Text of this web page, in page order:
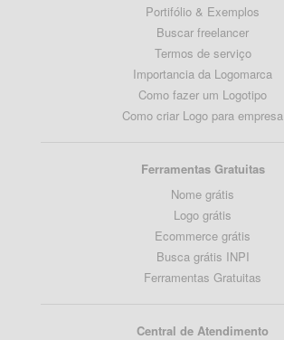
Portifólio & Exemplos
Buscar freelancer
Termos de serviço
Importancia da Logomarca
Como fazer um Logotipo
Como criar Logo para empresa
Ferramentas Gratuitas
Nome grátis
Logo grátis
Ecommerce grátis
Busca grátis INPI
Ferramentas Gratuitas
Central de Atendimento